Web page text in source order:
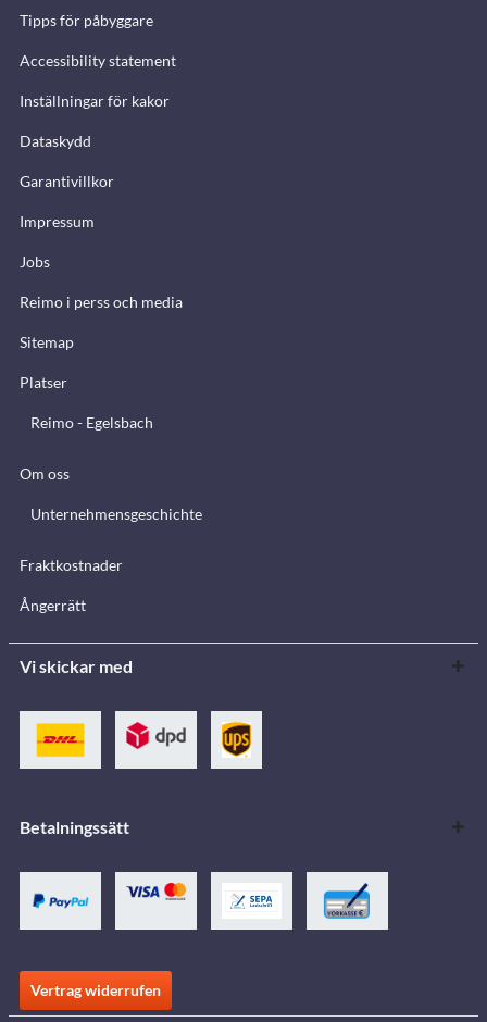
Tipps för påbyggare
Accessibility statement
Inställningar för kakor
Dataskydd
Garantivillkor
Impressum
Jobs
Reimo i perss och media
Sitemap
Platser
Reimo - Egelsbach
Om oss
Unternehmensgeschichte
Fraktkostnader
Ångerrätt
Vi skickar med
Betalningssätt
Vertrag widerrufen